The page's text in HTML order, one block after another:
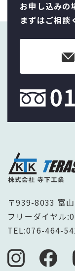
お申し込みの
まずはご相談
〒939-8033 富
フリーダイヤル:
TEL:076-464-